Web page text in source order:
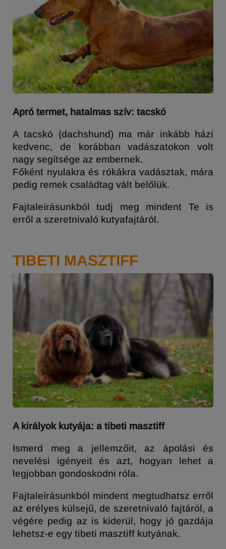
Apró termet, hatalmas szív: tacskó
A tacskó (dachshund) ma már inkább házi
kedvenc, de korábban vadászatokon volt
nagy segítsége az embernek.
Főként nyulakra és rókákra vadásztak, mára
pedig remek családtag vált belőlük.
Fajtaleírásunkból tudj meg mindent Te is
erről a szeretnivaló kutyafajtáról.
TIBETI MASZTIFF
A királyok kutyája: a tibeti masztiff
Ismerd meg a jellemzőit, az ápolási és
nevelési igényeit és azt, hogyan lehet a
legjobban gondoskodni róla.
Fajtaleírásunkból mindent megtudhatsz erről
az erélyes külsejű, de szeretnivaló fajtáról, a
végére pedig az is kiderül, hogy jó gazdája
lehetsz-e egy tibeti masztiff kutyának.